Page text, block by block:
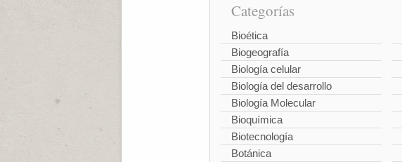
Categorías
Bioética
Biogeografía
Biología celular
Biología del desarrollo
Biología Molecular
Bioquímica
Biotecnología
Botánica